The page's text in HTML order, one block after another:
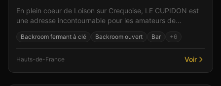
En plein coeur de Loison sur Crequoise, LE CUPIDON est
une adresse incontournable pour les amateurs de
Backroom fermant à clé Backroom ouvert Bar +6
Hauts-de-France Voir
Club Sauna +3